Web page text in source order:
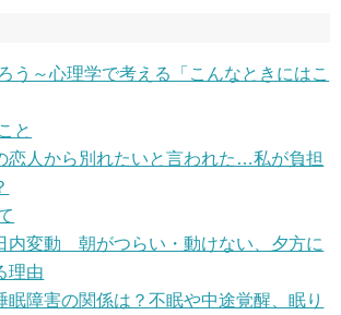
う～心理学で考える「こんなときにはこ
と
恋人から別れたいと言われた…私が負担
内変動 朝がつらい・動けない、夕方に
理由
眠障害の関係は？不眠や中途覚醒、眠り